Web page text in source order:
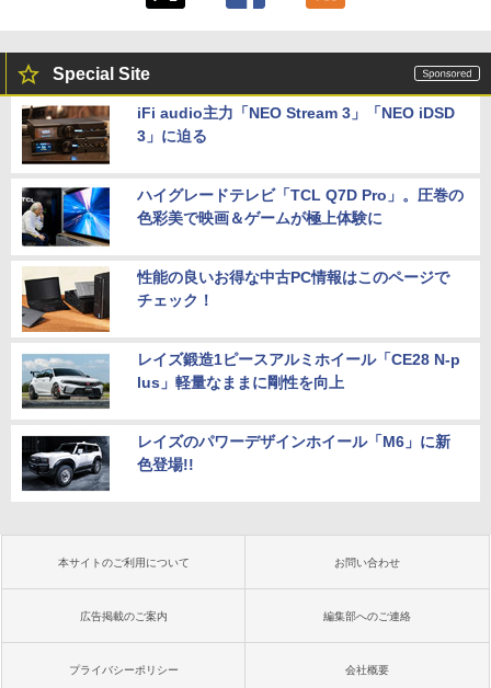
Special Site
iFi audio主力「NEO Stream 3」「NEO iDSD
3」に迫る
ハイグレードテレビ「TCL Q7D Pro」。圧巻の
色彩美で映画＆ゲームが極上体験に
性能の良いお得な中古PC情報はこのページで
チェック！
レイズ鍛造1ピースアルミホイール「CE28 N-p
lus」軽量なままに剛性を向上
レイズのパワーデザインホイール「M6」に新
色登場!!
本サイトのご利用について お問い合わせ
広告掲載のご案内 編集部へのご連絡
プライバシーポリシー 会社概要